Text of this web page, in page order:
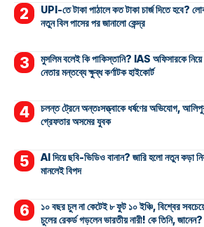
UPI-তে টাকা পাঠালে কত টাকা চার্জ দিতে হবে?
নতুন বিল পাসের পর জানালো কেন্দ্র
মুসলিম বলেই কি পাকিস্তানি? IAS অফিসারকে নিয়ে
নেতার মন্তব্যে ক্ষুব্ধ কর্ণাটক হাইকোর্ট
চলন্ত ট্রেনে অন্তঃসত্ত্বাকে ধর্ষণের অভিযোগ,
গ্রেফতার অসমের যুবক
AI দিয়ে ছবি-ভিডিও বানান? জারি হলো নতুন কড়া
মানলেই বিপদ
১০ বছর চুল না কেটেই ৮ ফুট ১০ ইঞ্চি, বিশ্বের
চুলের রেকর্ড গড়লেন ভারতীয় নারী! কে তিনি, জানেন?